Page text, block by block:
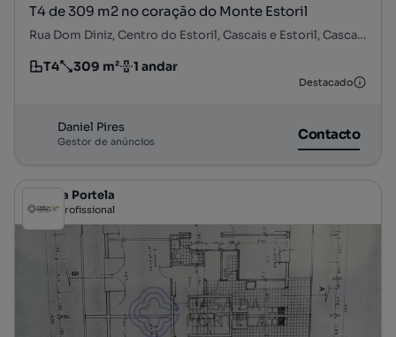
T4 de 309 m2 no coração do Monte Estoril
Rua Dom Diniz, Centro do Estoril, Cascais e Estoril, Cascais, Lisboa
Tipologia
T4
Preço por metro quadrado
309 m²
Andar 1 andar
Destacado
Daniel Pires
Gestor de anúncios Contacto
Casa da Portela
Profissional